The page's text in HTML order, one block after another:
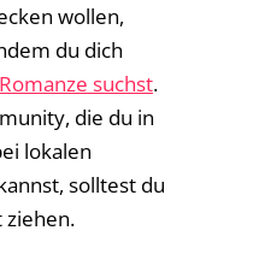
wollen,
du dich
suchst.
die du in
lokalen
solltest du
ziehen.